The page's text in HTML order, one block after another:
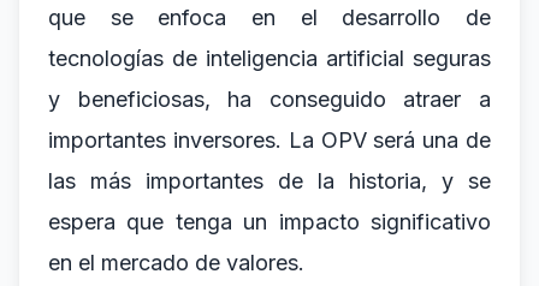
que se enfoca en el desarrollo de
tecnologías de inteligencia artificial seguras
y beneficiosas, ha conseguido atraer a
importantes inversores. La OPV será una de
las más importantes de la historia, y se
espera que tenga un impacto significativo
en el mercado de valores.